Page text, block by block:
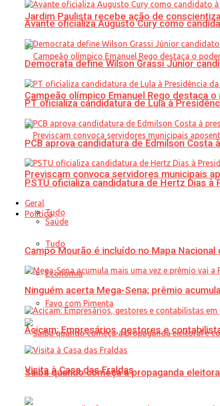
Jardim Paulista recebe ação de
Campeão olímpico Emanuel Rego destaca
Previscam convoca servidores municipais
Política
Tudo
Economia
Favo com Pimenta
Saiba quando começa a propaganda
Avante oficializa Augusto Cury como
Democrata define Wilson Grassi Júnior
PT oficializa candidatura de Lula à
PCB aprova candidatura de Edmilson Costa
PSTU oficializa candidatura de Hertz Dias à
Geral
Tudo
Saúde
Campo Mourão é incluído no Mapa Nacional
Ninguém acerta Mega-Sena; prêmio
Acicam: Empresários, gestores e
Visita à Casa das Fraldas